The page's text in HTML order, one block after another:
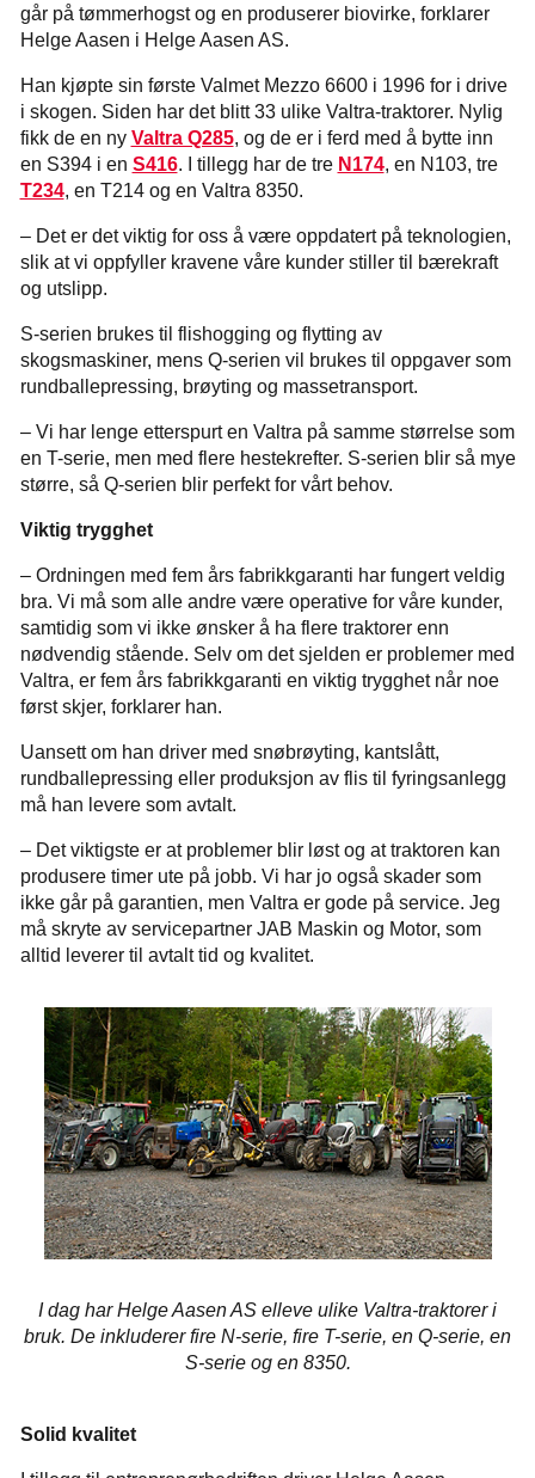
går på tømmerhogst og en produserer biovirke, forklarer
Helge Aasen i Helge Aasen AS.
Han kjøpte sin første Valmet Mezzo 6600 i 1996 for i drive
i skogen. Siden har det blitt 33 ulike Valtra-traktorer. Nylig
fikk de en ny Valtra Q285, og de er i ferd med å bytte inn
en S394 i en S416. I tillegg har de tre N174, en N103, tre
T234, en T214 og en Valtra 8350.
– Det er det viktig for oss å være oppdatert på teknologien,
slik at vi oppfyller kravene våre kunder stiller til bærekraft
og utslipp.
S-serien brukes til flishogging og flytting av
skogsmaskiner, mens Q-serien vil brukes til oppgaver som
rundballepressing, brøyting og massetransport.
– Vi har lenge etterspurt en Valtra på samme størrelse som
en T-serie, men med flere hestekrefter. S-serien blir så mye
større, så Q-serien blir perfekt for vårt behov.
Viktig trygghet
– Ordningen med fem års fabrikkgaranti har fungert veldig
bra. Vi må som alle andre være operative for våre kunder,
samtidig som vi ikke ønsker å ha flere traktorer enn
nødvendig stående. Selv om det sjelden er problemer med
Valtra, er fem års fabrikkgaranti en viktig trygghet når noe
først skjer, forklarer han.
Uansett om han driver med snøbrøyting, kantslått,
rundballepressing eller produksjon av flis til fyringsanlegg
må han levere som avtalt.
– Det viktigste er at problemer blir løst og at traktoren kan
produsere timer ute på jobb. Vi har jo også skader som
ikke går på garantien, men Valtra er gode på service. Jeg
må skryte av servicepartner JAB Maskin og Motor, som
alltid leverer til avtalt tid og kvalitet.
I dag har Helge Aasen AS elleve ulike Valtra-traktorer i
bruk. De inkluderer fire N-serie, fire T-serie, en Q-serie, en
S-serie og en 8350.
Solid kvalitet